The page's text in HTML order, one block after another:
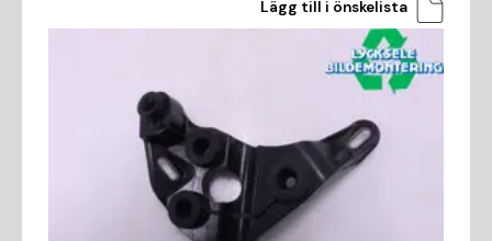
Lägg till i önskelista